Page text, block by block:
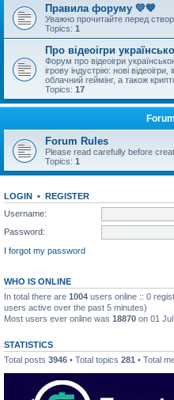
Правила форуму 💛💙
Уважно прочитайте перед
Topics: 1
Про відеоігри
Форум про відеоігри
ігрову індустрію: нові відеоігри,
облачний геймінг, а також
Topics: 17
Forum Rules
Please read carefully before
Topics: 1
LOGIN • REGISTER
Username:
Password:
I forgot my password
WHO IS ONLINE
In total there are 1004 users online :: 0
users active over the past 5 minutes)
Most users ever online was 18870 on 01
STATISTICS
Total posts 3946 • Total topics 281 • Total